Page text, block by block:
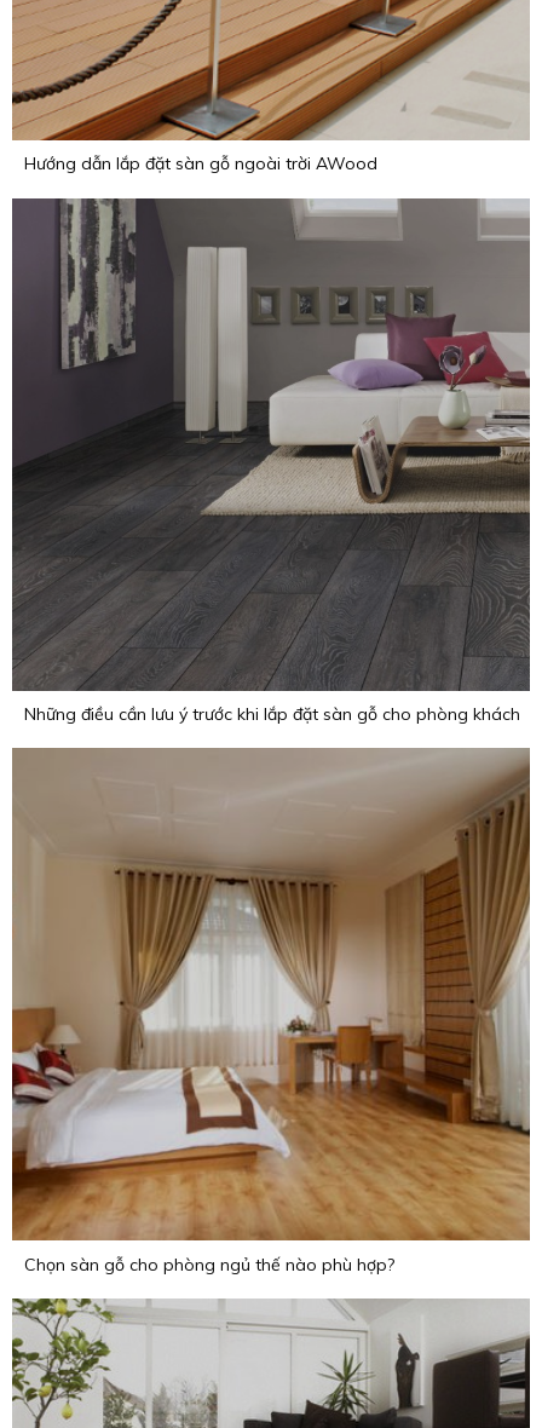
Hướng dẫn lắp đặt sàn gỗ ngoài trời AWood
Những điều cần lưu ý trước khi lắp đặt sàn gỗ cho phòng khách
Chọn sàn gỗ cho phòng ngủ thế nào phù hợp?